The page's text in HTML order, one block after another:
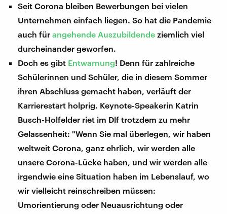
Seit Corona bleiben Bewerbungen bei vielen
Unternehmen einfach liegen. So hat die Pandemie
auch fürangehende Auszubildende ziemlich viel
durcheinander geworfen.
Doch es gibt Entwarnung! Denn für zahlreiche
Schülerinnen und Schüler, die in diesem Sommer
ihren Abschluss gemacht haben, verläuft der
Karrierestart holprig. Keynote-Speakerin Katrin
Busch-Holfelder riet im Dlf trotzdem zu mehr
Gelassenheit: "Wenn Sie mal überlegen, wir haben
weltweit Corona, ganz ehrlich, wir werden alle
unsere Corona-Lücke haben, und wir werden alle
irgendwie eine Situation haben im Lebenslauf, wo
wir vielleicht reinschreiben müssen:
Umorientierung oder Neuausrichtung oder